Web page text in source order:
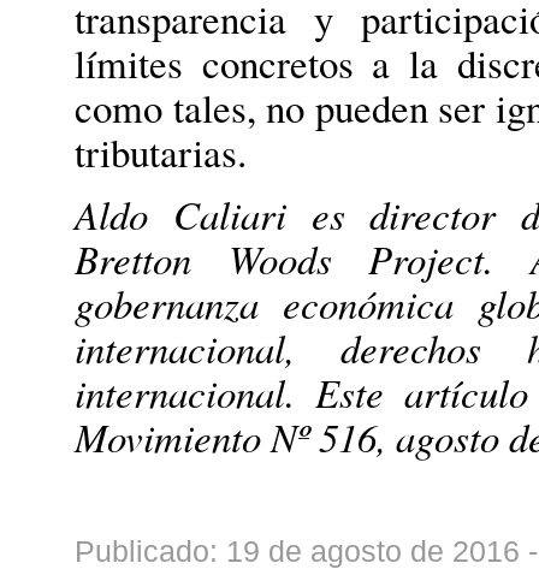
transparencia y
límites concretos a la
como tales, no pueden ser
tributarias.
Aldo Caliari es director
Bretton Woods Project.
gobernanza económica
internacional,
internacional. Este
Movimiento Nº 516, agosto
Publicado: 19 de agosto de 2016